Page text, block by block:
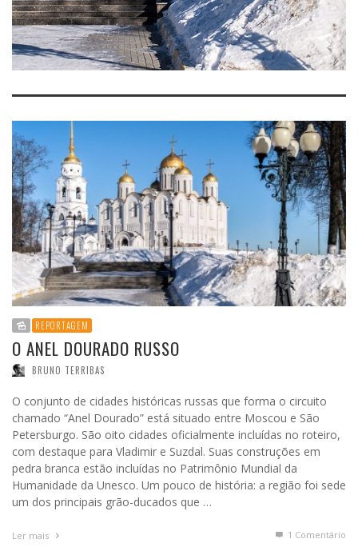
REPORTAGEM
O ANEL DOURADO RUSSO
BRUNO TERRIBAS
O conjunto de cidades históricas russas que forma o circuito
chamado “Anel Dourado” está situado entre Moscou e São
Petersburgo. São oito cidades oficialmente incluídas no roteiro,
com destaque para Vladimir e Suzdal. Suas construções em
pedra branca estão incluídas no Patrimônio Mundial da
Humanidade da Unesco. Um pouco de história: a região foi sede
um dos principais grão-ducados que …
Ler mais 1 Comentário